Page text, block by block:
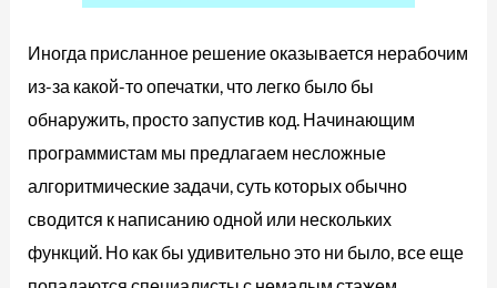
Иногда присланное решение оказывается нерабочим
из-за какой-то опечатки, что легко было бы
обнаружить, просто запустив код. Начинающим
программистам мы предлагаем несложные
алгоритмические задачи, суть которых обычно
сводится к написанию одной или нескольких
функций. Но как бы удивительно это ни было, все еще